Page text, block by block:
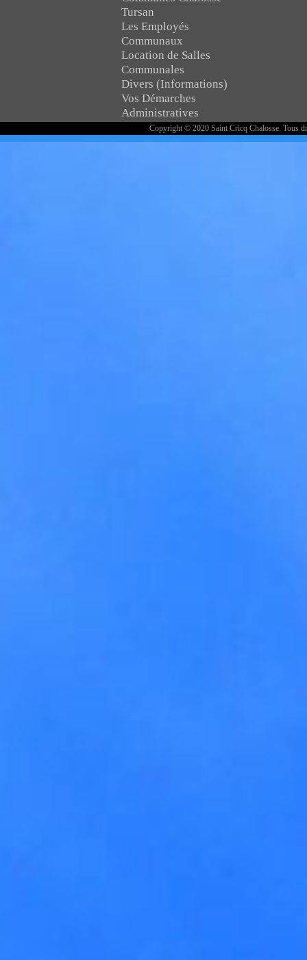
Tursan
Les Employés
Communaux
Location de Salles
Communales
Divers (Informations)
Vos Démarches
Administratives
Copyright © 2020 Saint Cricq Chalosse. Tous